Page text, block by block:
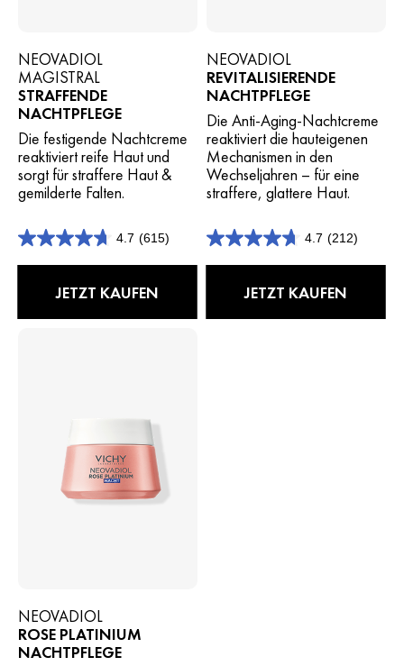
NEOVADIOL
MAGISTRAL
STRAFFENDE
NACHTPFLEGE
Die festigende Nachtcreme
reaktiviert reife Haut und
sorgt für straffere Haut &
gemilderte Falten.
4.7 (615)
4.7
von
Sternen.JETZT KAUFEN
NEOVADIOL
REVITALISIERENDE
NACHTPFLEGE
Die Anti-Aging-Nachtcreme
reaktiviert die hauteigenen
Mechanismen in den
Wechseljahren – für eine
straffere, glattere Haut.
4.7 (212)
4.7
von
Sternen.JETZT KAUFEN
NEOVADIOL
ROSE PLATINIUM
NACHTPFLEGE